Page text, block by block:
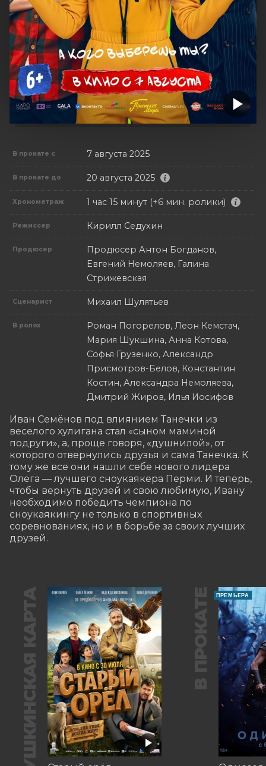
В прокате с 7 августа 2025
В прокате до 20 августа 2025
Хронометраж 1 час 15 минут (+6 мин. ролики)
Режиссер Кирилл Седухин
Продюсер
Продюсер Антон Богданов,
Евгений Немоляев, Галина
Стрижевская
Сценарист Михаил Шулятьев
В ролях
Роман Погорелов, Леон Кемстач,
Мария Шукшина, Анна Котова,
Софья Грузенко, Александр
Присмотров-Белов, Константин
Костин, Александра Немоляева,
Дмитрий Жиров, Илья Иосифов
Иван Семёнов под влиянием Танечки из
веселого хулигана стал «сыном маминой
подруги», а, проще говоря, «душнилой», от
которого отвернулись друзья и сама Танечка. К
тому же все они нашли себе нового лидера
Олега — лучшего сноукаякера Перми. И теперь,
чтобы вернуть друзей и свою любимую, Ивану
необходимо победить чемпиона по
сноукаякингу не только в спортивных
соревнованиях, но и в борьбе за своих лучших
друзей.
ПУШКИНСКАЯ КАРТА В ПРОКАТЕ ПРЕМЬЕРА